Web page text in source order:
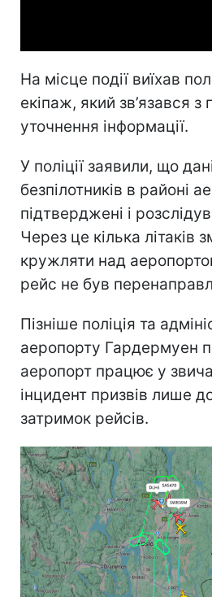
На місце події виїхав
екіпаж, який зв’язався з
уточнення інформації.
У поліції заявили, що
безпілотників в районі
підтверджені і
Через це кілька літаків
кружляти над
рейс не був
Пізніше поліція та
аеропорту Гардермуен
аеропорт працює у
інцидент призвів лише
затримок рейсів.